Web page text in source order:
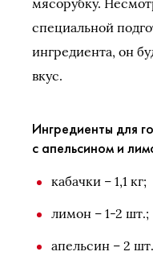
специальной
ингредиента, он
вкус.
Ингредиенты для
с апельсином и
кабачки – 1,1 кг;
лимон – 1-2 шт.;
апельсин – 2